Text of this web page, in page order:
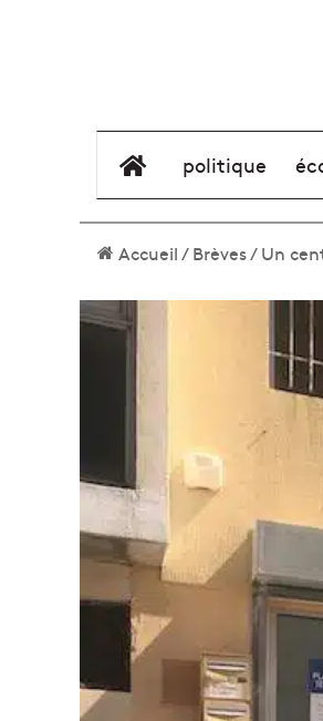
élément de menu
politique
Accueil/Brèves/Un